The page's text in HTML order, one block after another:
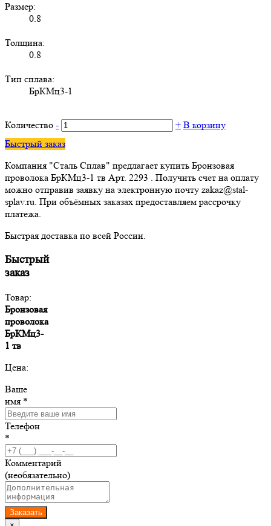
Размер:
0.8
Толщина:
0.8
Тип сплава:
БрКМц3-1
Количество - + В корзину
Быстрый заказ
Компания "Сталь Сплав" предлагает купить Бронзовая
проволока БрКМц3-1 тв Арт. 2293 . Получить счет на оплату
можно отправив заявку на электронную почту zakaz@stal-
splav.ru. При объёмных заказах предоставляем рассрочку
платежа.
Быстрая доставка по всей России.
Быстрый
заказ
Товар:
Бронзовая
проволока
БрКМц3-
1 тв
Цена:
Ваше
имя *
Телефон
*
Комментарий
(необязательно)
Заказать